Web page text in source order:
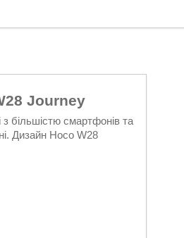
Journey
більшістю смартфонів та
Дизайн Hoco W28